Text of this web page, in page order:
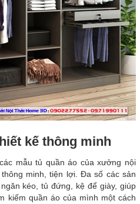
kế thông minh
mẫu tủ quần áo của xưởng nội
minh, tiện lợi. Đa số các sản
kéo, tủ đứng, kệ để giày, giúp
kiếm quần áo của mình một cách